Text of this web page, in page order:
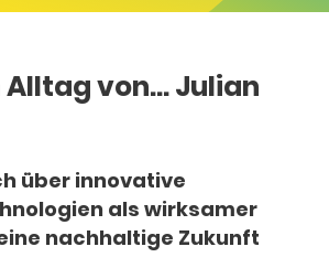
Alltag von… Julian
über innovative
als wirksamer
nachhaltige Zukunft